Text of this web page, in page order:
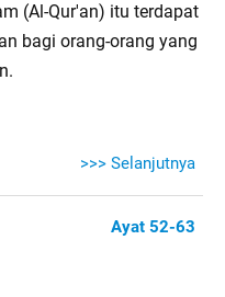
(Al-Qur'an) itu terdapat
bagi orang-orang yang
>>> Selanjutnya
Ayat 52-63